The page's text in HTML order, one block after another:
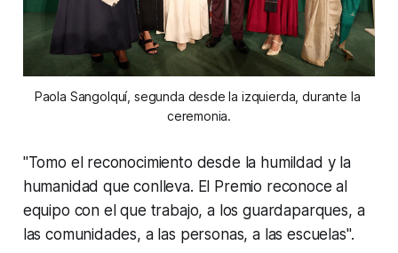
Paola Sangolquí, segunda desde la izquierda, durante la
ceremonia.
"Tomo el reconocimiento desde la humildad y la
humanidad que conlleva. El Premio reconoce al
equipo con el que trabajo, a los guardaparques, a
las comunidades, a las personas, a las escuelas".